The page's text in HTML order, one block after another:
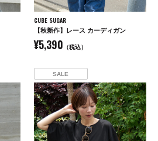
CUBE SUGAR
【秋新作】レース カーディガン
¥5,390 （税込）
SALE